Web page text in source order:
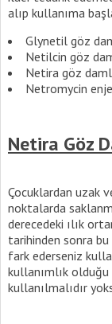
alıp kullanıma
Glynetil göz
Netilcin göz
Netira göz
Netromycin
Netira Göz
Çocuklardan uzak
noktalarda
derecedeki ılık
tarihinden sonra
fark ederseniz
kullanımlık olduğu
kullanılmalıdır